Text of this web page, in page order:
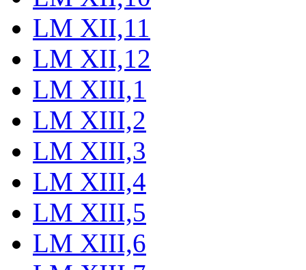
LM XII,11
LM XII,12
LM XIII,1
LM XIII,2
LM XIII,3
LM XIII,4
LM XIII,5
LM XIII,6